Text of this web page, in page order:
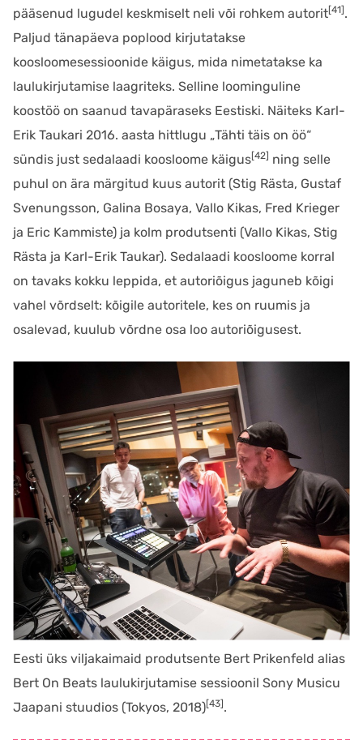
pääsenud lugudel keskmiselt neli või rohkem autorit[41] .
Paljud tänapäeva poplood kirjutatakse
koosloomesessioonide käigus, mida nimetatakse ka
laulukirjutamise laagriteks. Selline loominguline
koostöö on saanud tavapäraseks Eestiski. Näiteks Karl-
Erik Taukari 2016. aasta hittlugu „Tähti täis on öö“
sündis just sedalaadi koosloome käigus[42] ning selle
puhul on ära märgitud kuus autorit (Stig Rästa, Gustaf
Svenungsson, Galina Bosaya, Vallo Kikas, Fred Krieger
ja Eric Kammiste) ja kolm produtsenti (Vallo Kikas, Stig
Rästa ja Karl-Erik Taukar). Sedalaadi koosloome korral
on tavaks kokku leppida, et autoriõigus jaguneb kõigi
vahel võrdselt: kõigile autoritele, kes on ruumis ja
osalevad, kuulub võrdne osa loo autoriõigusest.
Eesti üks viljakaimaid produtsente Bert Prikenfeld alias
Bert On Beats laulukirjutamise sessioonil Sony Musicu
Jaapani stuudios (Tokyos, 2018)[43] .